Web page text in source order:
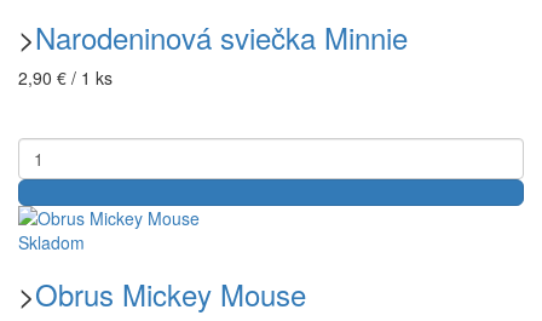
>Narodeninová sviečka Minnie
2,90 € / 1 ks
Skladom
>Obrus Mickey Mouse